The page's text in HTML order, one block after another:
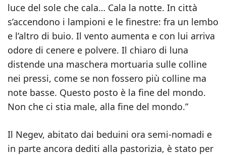
luce del sole che cala… Cala la notte. In città
s’accendono i lampioni e le finestre: fra un lembo
e l’altro di buio. Il vento aumenta e con lui arriva
odore di cenere e polvere. Il chiaro di luna
distende una maschera mortuaria sulle colline
nei pressi, come se non fossero più colline ma
note basse. Questo posto è la fine del mondo.
Non che ci stia male, alla fine del mondo.”
Il Negev, abitato dai beduini ora semi-nomadi e
in parte ancora dediti alla pastorizia, è stato per